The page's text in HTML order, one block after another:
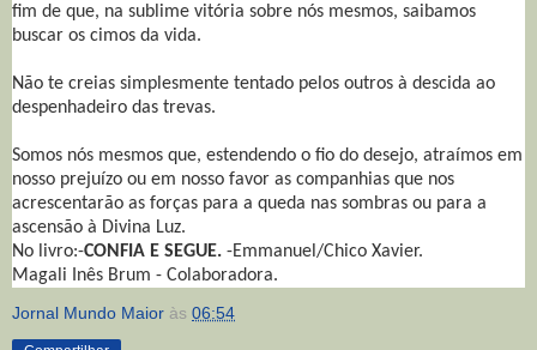
fim de que, na sublime vitória sobre nós mesmos, saibamos
buscar os cimos da vida.
Não te creias simplesmente tentado pelos outros à descida ao
despenhadeiro das trevas.
Somos nós mesmos que, estendendo o fio do desejo, atraímos em
nosso prejuízo ou em nosso favor as companhias que nos
acrescentarão as forças para a queda nas sombras ou para a
ascensão à Divina Luz.
No livro:-CONFIA E SEGUE. -Emmanuel/Chico Xavier.
Magali Inês Brum - Colaboradora.
Jornal Mundo Maior às 06:54